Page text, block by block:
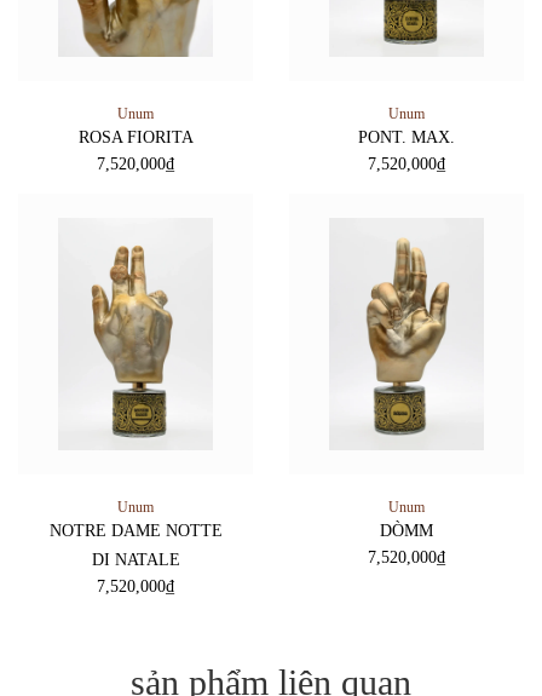
Unum
ROSA FIORITA
7,520,000₫
Unum
PONT. MAX.
7,520,000₫
Unum
NOTRE DAME NOTTE
DI NATALE
7,520,000₫
Unum
DÒMM
7,520,000₫
sản phẩm liên quan